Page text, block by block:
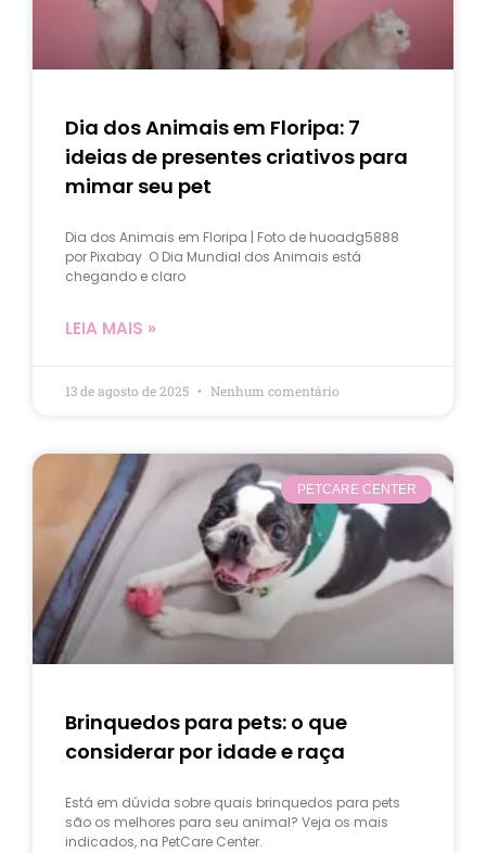
Dia dos Animais em Floripa: 7
ideias de presentes criativos para
mimar seu pet
Dia dos Animais em Floripa | Foto de huoadg5888
por Pixabay O Dia Mundial dos Animais está
chegando e claro
LEIA MAIS »
13 de agosto de 2025 Nenhum comentário
PETCARE CENTER
Brinquedos para pets: o que
considerar por idade e raça
Está em dúvida sobre quais brinquedos para pets
são os melhores para seu animal? Veja os mais
indicados, na PetCare Center.